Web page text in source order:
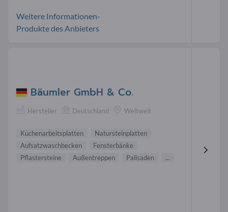
Weitere Informationen-
Produkte des Anbieters
Bäumler GmbH & Co.
Hersteller Deutschland Weltweit
Küchenarbeitsplatten
Natursteinplatten
Aufsatzwaschbecken
Fensterbänke
Pflastersteine
Außentreppen Palisaden ...